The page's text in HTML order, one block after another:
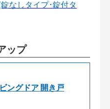
なしタイプ･錠付タ
ップ
ングドア 開き戸